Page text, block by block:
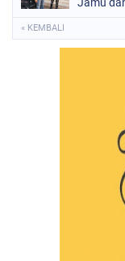
« KEMBALI